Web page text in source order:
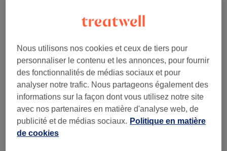
Homme - Coupe De Cheveux Et Barbier
Coloration Et Mèches ( 4) à partir de 121 €
Avis sur l'établissement
4,9
Nous utilisons nos cookies et ceux de tiers pour
personnaliser le contenu et les annonces, pour fournir
des fonctionnalités de médias sociaux et pour
analyser notre trafic. Nous partageons également des
informations sur la façon dont vous utilisez notre site
avec nos partenaires en matière d'analyse web, de
publicité et de médias sociaux. Politique en matière
de cookies